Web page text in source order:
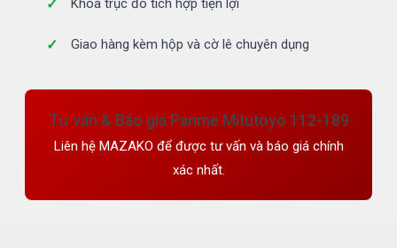
Khóa trục đo tích hợp tiện lợi
Giao hàng kèm hộp và cờ lê chuyên dụng
Tư vấn & Báo giá Panme Mitutoyo 112-189
Liên hệ MAZAKO để được tư vấn và báo giá chính
xác nhất.